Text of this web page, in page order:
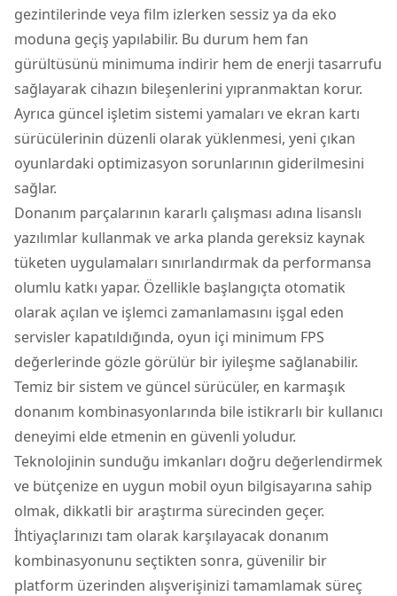
gezintilerinde veya film izlerken sessiz ya da eko
moduna geçiş yapılabilir. Bu durum hem fan
gürültüsünü minimuma indirir hem de enerji tasarrufu
sağlayarak cihazın bileşenlerini yıpranmaktan korur.
Ayrıca güncel işletim sistemi yamaları ve ekran kartı
sürücülerinin düzenli olarak yüklenmesi, yeni çıkan
oyunlardaki optimizasyon sorunlarının giderilmesini
sağlar.
Donanım parçalarının kararlı çalışması adına lisanslı
yazılımlar kullanmak ve arka planda gereksiz kaynak
tüketen uygulamaları sınırlandırmak da performansa
olumlu katkı yapar. Özellikle başlangıçta otomatik
olarak açılan ve işlemci zamanlamasını işgal eden
servisler kapatıldığında, oyun içi minimum FPS
değerlerinde gözle görülür bir iyileşme sağlanabilir.
Temiz bir sistem ve güncel sürücüler, en karmaşık
donanım kombinasyonlarında bile istikrarlı bir kullanıcı
deneyimi elde etmenin en güvenli yoludur.
Teknolojinin sunduğu imkanları doğru değerlendirmek
ve bütçenize en uygun mobil oyun bilgisayarına sahip
olmak, dikkatli bir araştırma sürecinden geçer.
İhtiyaçlarınızı tam olarak karşılayacak donanım
kombinasyonunu seçtikten sonra, güvenilir bir
platform üzerinden alışverişinizi tamamlamak süreç